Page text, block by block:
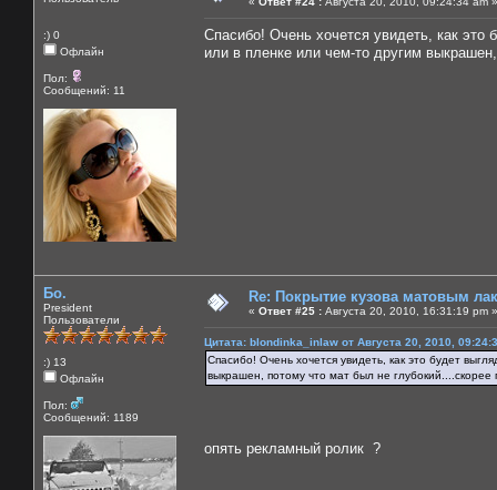
:) 0
Офлайн
Пол:
Сообщений: 11
Спасибо! Очень хочется увидеть, как
или в пленке или чем-то другим
Бо.
President
Пользователи
:) 13
Офлайн
Пол:
Сообщений: 1189
Re: Покрытие кузова матовым
« Ответ #25 : Августа 20, 2010, 16:31:19 pm »
Цитата: blondinka_inlaw от Августа 20, 2010,
Спасибо! Очень хочется увидеть, как это будет
выкрашен, потому что мат был не глубокий....скорее
опять рекламный ролик ?